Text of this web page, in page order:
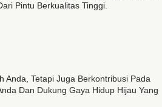
Pintu Berkualitas Tinggi.
Anda, Tetapi Juga Berkontribusi Pada
Dan Dukung Gaya Hidup Hijau Yang